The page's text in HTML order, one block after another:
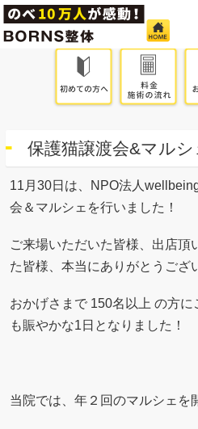
保護猫譲渡会&マルシ
11月30日は、NPO法人
会＆マルシェを行いました！
ご来場いただいた皆様、出店頂
た皆様、本当にありがとうござ
おかげさまで 150名以上 の方
も賑やかな1日となりました！
当院では、年２回のマルシェを